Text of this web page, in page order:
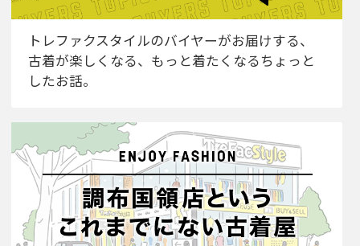
トレファクスタイルのバイヤーがお届けする、
古着が楽しくなる、もっと着たくなるちょっと
したお話。